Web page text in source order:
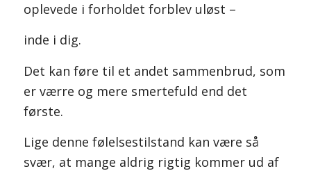
oplevede i forholdet forblev uløst –
inde i dig.
Det kan føre til et andet sammenbrud, som
er værre og mere smertefuld end det
første.
Lige denne følelsestilstand kan være så
svær, at mange aldrig rigtig kommer ud af